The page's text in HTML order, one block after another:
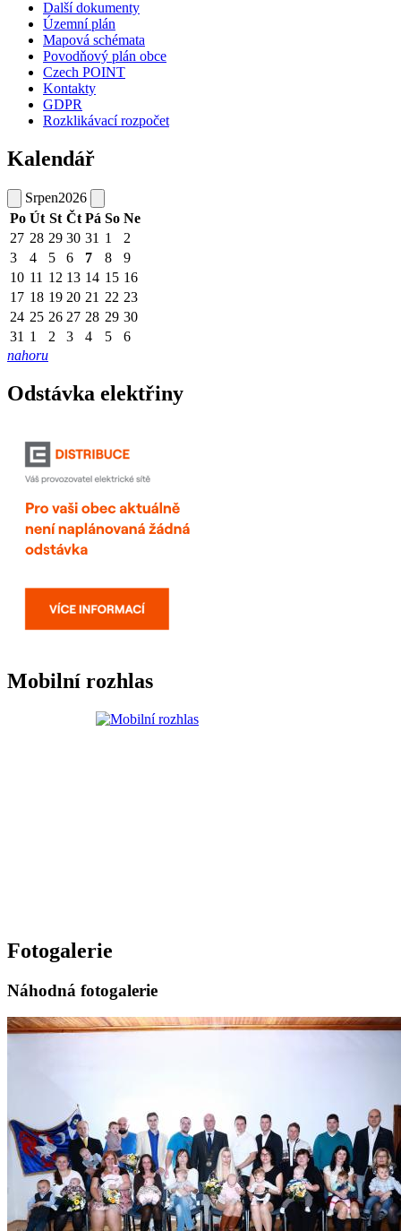
Další dokumenty
Územní plán
Mapová schémata
Povodňový plán obce
Czech POINT
Kontakty
GDPR
Rozklikávací rozpočet
Kalendář
Srpen2026
Po Út St Čt Pá So Ne
27 28 29 30 31 1
2
3
4 5 6 7 8
9
10 11 12 13 14 15 16
17 18 19 20 21 22 23
24 25 26 27 28 29 30
31 1 2 3 4 5
6
nahoru
Odstávka elektřiny
Mobilní rozhlas
Fotogalerie
Náhodná fotogalerie